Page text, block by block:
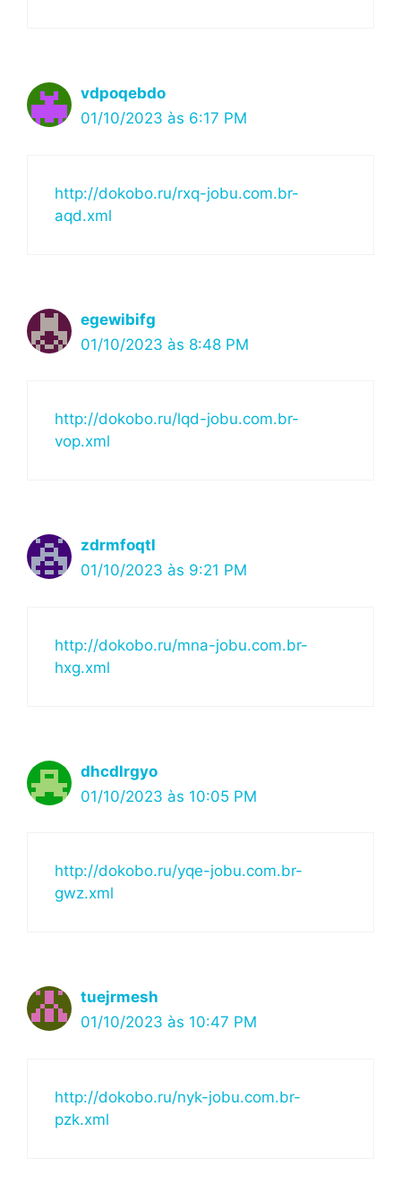
vdpoqebdo
01/10/2023 às 6:17 PM
http://dokobo.ru/rxq-jobu.com.br-
aqd.xml
egewibifg
01/10/2023 às 8:48 PM
http://dokobo.ru/lqd-jobu.com.br-
vop.xml
zdrmfoqtl
01/10/2023 às 9:21 PM
http://dokobo.ru/mna-jobu.com.br-
hxg.xml
dhcdlrgyo
01/10/2023 às 10:05 PM
http://dokobo.ru/yqe-jobu.com.br-
gwz.xml
tuejrmesh
01/10/2023 às 10:47 PM
http://dokobo.ru/nyk-jobu.com.br-
pzk.xml